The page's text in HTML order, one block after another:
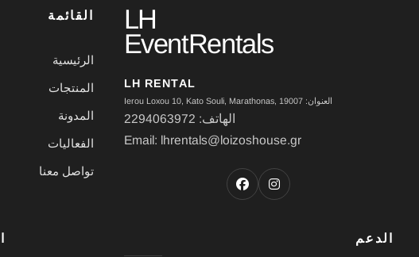
LH
EventRentals
LH RENTAL
العنوان: Ierou Loxou 10, Kato Souli, Marathonas, 19007
الهاتف: 2294063972
Email: lhrentals@loizoshouse.gr
القائمة
الرئيسية
المنتجات
المدونة
الفعاليات
تواصل معنا
الدعم